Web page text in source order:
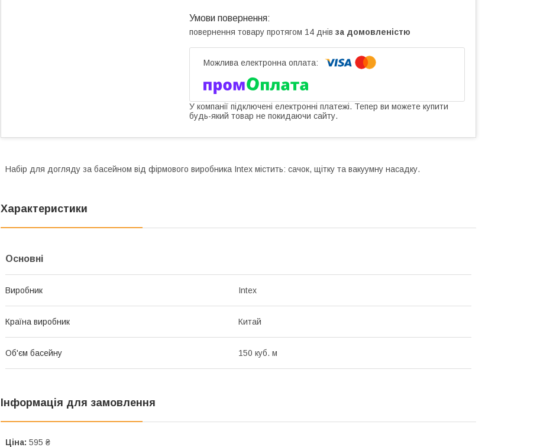
повернення товару протягом 14 днів за домовленістю
У компанії підключені електронні платежі. Тепер ви можете купити
будь-який товар не покидаючи сайту.
Набір для догляду за басейном від фірмового виробника Intex містить: сачок, щітку та вакуумну насадку.
Характеристики
Основні
Виробник Intex
Країна виробник Китай
Об'єм басейну 150 куб. м
Інформація для замовлення
Ціна: 595 ₴